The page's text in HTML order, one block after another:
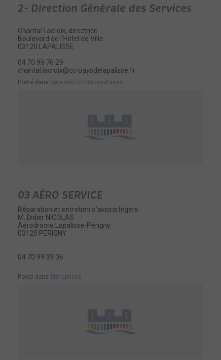
2- Direction Générale des Services
Chantal Lacroix, directrice
Boulevard de l’Hôtel de Ville
03120 LAPALISSE
04 70 99 76 29
chantal.lacroix@cc-paysdelapalisse.fr
Posté dans Services communautaires
03 AÉRO SERVICE
Réparation et entretien d’avions légers
M. Didier NICOLAS
Aérodrome Lapalisse-Périgny
03120 PERIGNY
04 70 99 39 06
Posté dans Entreprises